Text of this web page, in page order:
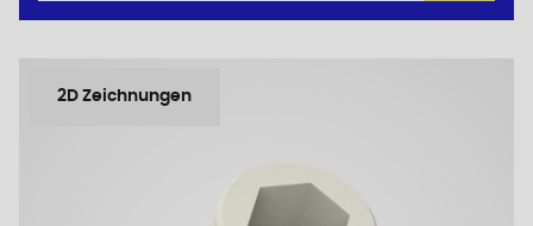
2D Zeichnungen